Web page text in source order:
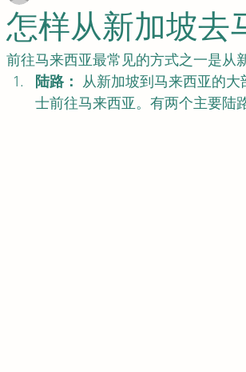
怎样从新加坡去
前往马来西亚最常见的方式之一是从
陆路： 从新加坡到马来西亚的
士前往马来西亚。有两个主要陆